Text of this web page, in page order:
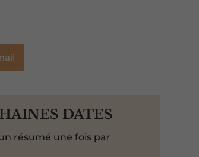
DATES
résumé une fois par